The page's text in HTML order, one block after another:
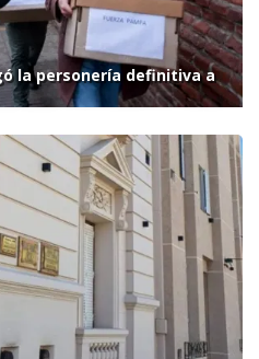
la personería definitiva a